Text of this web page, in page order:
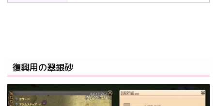
復興用の翠銀砂